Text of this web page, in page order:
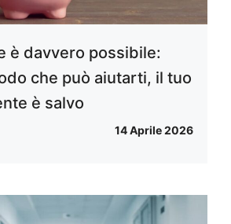
è davvero possibile:
che può aiutarti, il tuo
è salvo
14 Aprile 2026